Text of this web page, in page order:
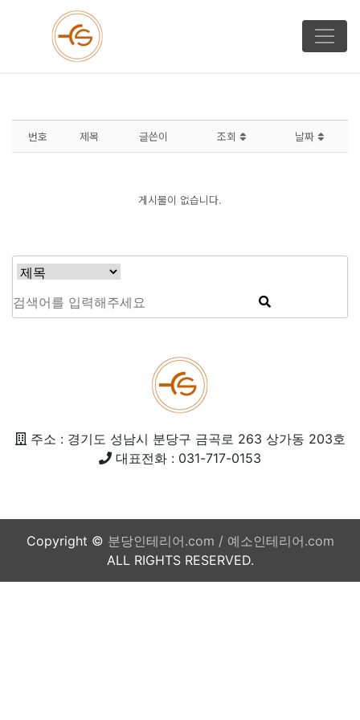
번호 제목 글쓴이 조회 날짜
게시물이 없습니다.
주소 : 경기도 성남시 분당구 금곡로 263 상가동 203호
대표전화 : 031-717-0153
Copyright © 분당인테리어.com / 예소인테리어.com
ALL RIGHTS RESERVED.